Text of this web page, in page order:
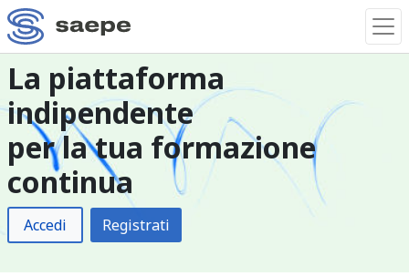
La piattaforma
indipendente
per la tua formazione
continua
Accedi Registrati